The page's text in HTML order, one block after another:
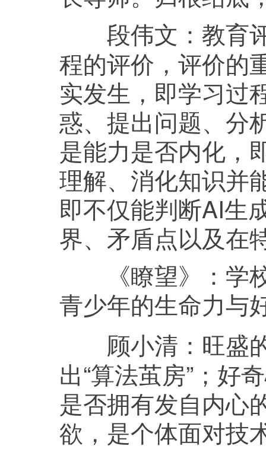
段伟文： 教育
程的评价，评价的
实发生，即学习过
惑、提出问题、分
是能力是否内化，
理解、消化知识并
即不仅能判断AI生
界、矛盾点以及在
《瞭望》： 学
青少年的生命力与
顾小清： 旺盛
出“算法茧房”；好
是否拥有发自内心
欲，是个体面对技